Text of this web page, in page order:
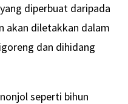
diperbuat daripada
akan diletakkan dalam
dan dihidang
seperti bihun